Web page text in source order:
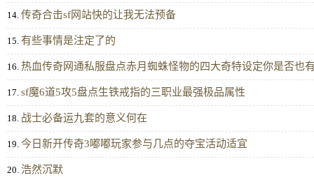
14. 传奇合击sf网站快的让我无法预备
15. 有些事情是注定了的
16. 热血传奇网通私服盘点赤月蜘蛛怪物的四大奇特设定你是否也
17. sf魔6道5攻5盘点生铁戒指的三职业最强极品属性
18. 战士必备运九套的意义何在
19. 今日新开传奇3嘟嘟玩家参与几点的夺宝活动适宜
20. 浩然沉默